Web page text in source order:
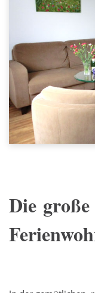
Die große